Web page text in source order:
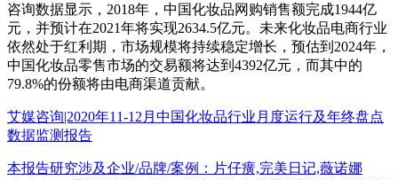
咨询数据显示，2018年，中国化妆品网购销售额完成1944亿
元，并预计在2021年将实现2634.5亿元。未来化妆品电商行业
依然处于红利期，市场规模将持续稳定增长，预估到2024年，
中国化妆品零售市场的交易额将达到4392亿元，而其中的
79.8%的份额将由电商渠道贡献。
艾媒咨询|2020年11-12月中国化妆品行业月度运行及年终盘点
数据监测报告
本报告研究涉及企业/品牌/案例：片仔癀,完美日记,薇诺娜